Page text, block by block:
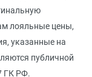
лояльные цены,
указанные на
публичной
ГК РФ.